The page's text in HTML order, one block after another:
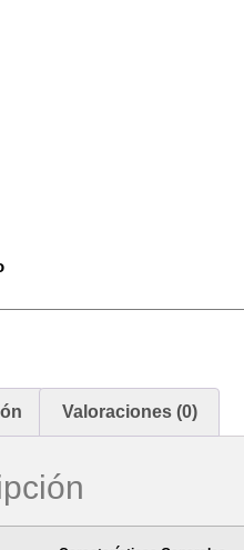
Valoraciones (0)